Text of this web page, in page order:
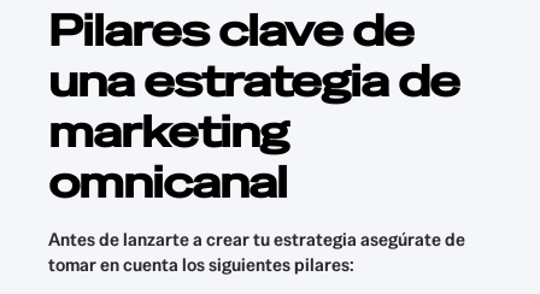
Pilares clave de
una estrategia de
marketing
omnicanal
Antes de lanzarte a crear tu estrategia asegúrate de
tomar en cuenta los siguientes pilares: